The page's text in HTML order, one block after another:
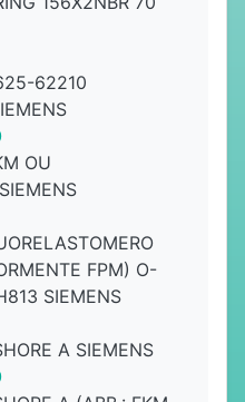
62210
OU
FPM) O-
SIEMENS
A SIEMENS